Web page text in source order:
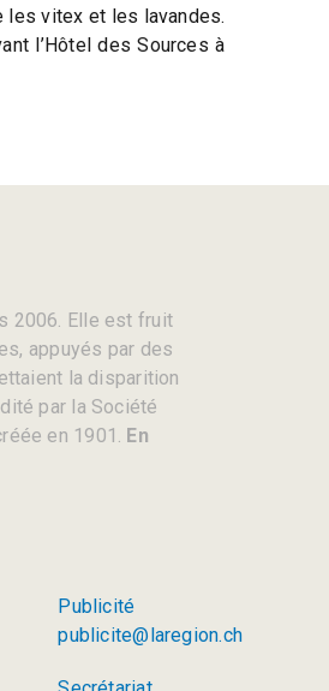
les vitex et les lavandes.
l’Hôtel des Sources à
2006. Elle est fruit
appuyés par des
la disparition
par la Société
en 1901. En
Publicité
publicite@laregion.ch